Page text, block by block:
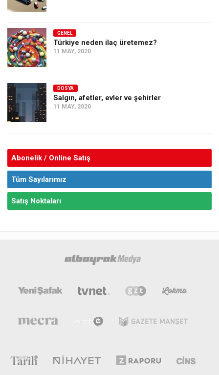
GENEL
Türkiye neden ilaç üretemez?
11 MAY, 2020
DOSYA
Salgın, afetler, evler ve şehirler
11 MAY, 2020
Abonelik / Online Satış
Tüm Sayılarımız
Satış Noktaları